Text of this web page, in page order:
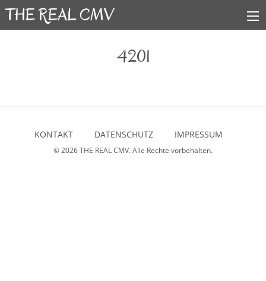
4201
KONTAKT DATENSCHUTZ IMPRESSUM
© 2026THE REAL CMV. Alle Rechte vorbehalten.